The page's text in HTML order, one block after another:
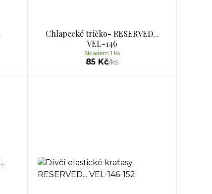
Chlapecké tričko- RESERVED...
VEL-146
85 Kč/ks
Skladem 1 ks